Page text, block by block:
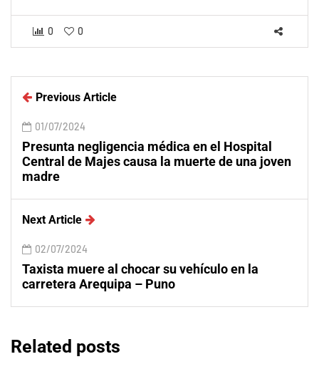
0 0
Previous Article
01/07/2024
Presunta negligencia médica en el Hospital
Central de Majes causa la muerte de una joven
madre
Next Article
02/07/2024
Taxista muere al chocar su vehículo en la
carretera Arequipa – Puno
Related posts